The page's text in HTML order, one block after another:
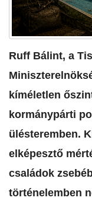
​Ruff Bálint, a
kíméletlen
kormánypárti
ülésteremben.
elképesztő
családok
történelemben